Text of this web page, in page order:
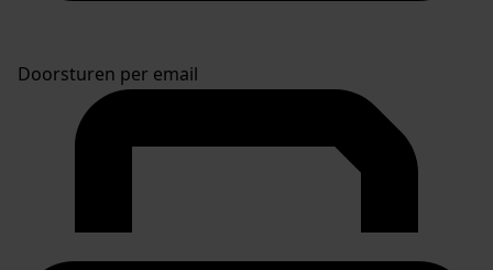
Doorsturen per email